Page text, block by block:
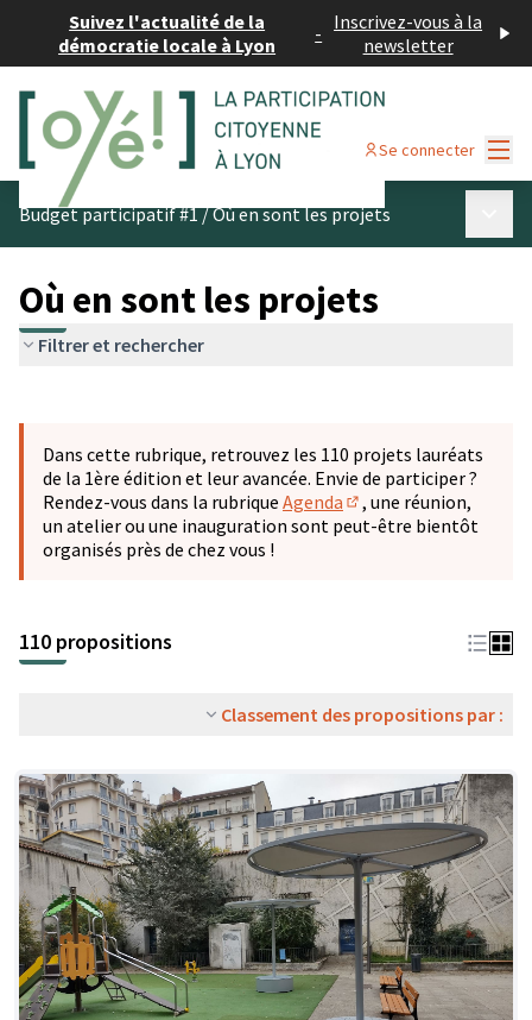
Suivez l'actualité de la
démocratie locale à Lyon
- Inscrivez-vous à la
newsletter
Se connecter
Budget participatif #1/Où en sont les projets
Où en sont les projets
Filtrer et rechercher
−
Dans cette rubrique, retrouvez les 110 projets lauréats
de la 1ère édition et leur avancée. Envie de participer ?
Rendez-vous dans la rubrique Agenda
(S'ouvre dans un
, une réunion,
un atelier ou une inauguration sont peut-être bientôt
organisés près de chez vous !
110 propositions
Classement des propositions par :